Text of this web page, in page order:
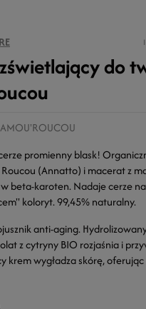
do
AMOU'ROUCOU
promienny blask!
Roucou (Annatto) i macerat z
beta-karoten. Nadaje cerze
koloryt. 99,45% naturalny.
anti-aging.
z cytryny BIO rozjaśnia i
krem wygładza skórę,